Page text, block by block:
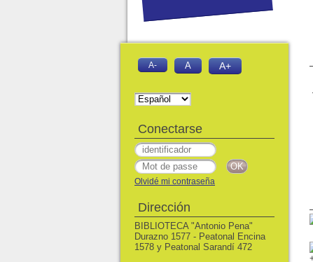
A- A A+
Conectarse
Olvidé mi contraseña
Dirección
BIBLIOTECA "Antonio Pena"
Durazno 1577 - Peatonal Encina
1578 y Peatonal Sarandí 472